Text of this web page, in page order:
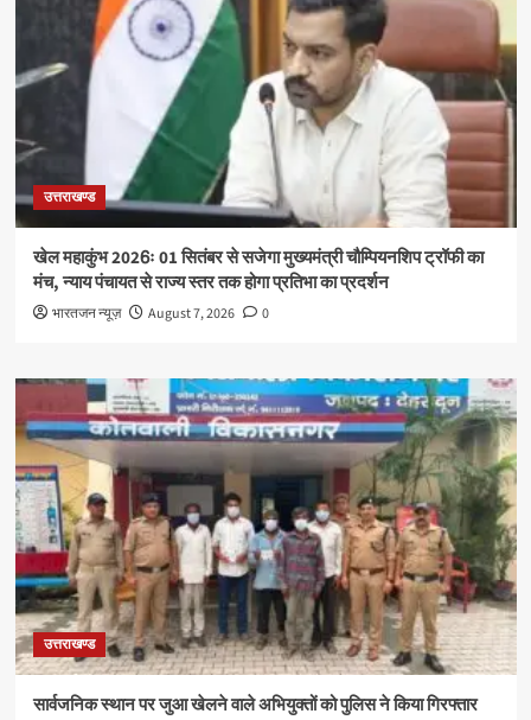
उत्तराखण्ड
खेल महाकुंभ 2026ः 01 सितंबर से सजेगा मुख्यमंत्री चौम्पियनशिप ट्रॉफी का
मंच, न्याय पंचायत से राज्य स्तर तक होगा प्रतिभा का प्रदर्शन
भारतजन न्यूज़ August 7, 2026 0
उत्तराखण्ड
सार्वजनिक स्थान पर जुआ खेलने वाले अभियुक्तों को पुलिस ने किया गिरफ्तार